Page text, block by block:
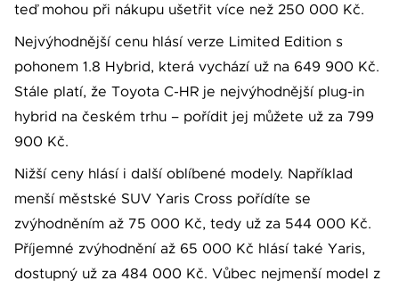
teď mohou při nákupu ušetřit více než 250 000 Kč.
Nejvýhodnější cenu hlásí verze Limited Edition s
pohonem 1.8 Hybrid, která vychází už na 649 900 Kč.
Stále platí, že Toyota C-HR je nejvýhodnější plug-in
hybrid na českém trhu – pořídit jej můžete už za 799
900 Kč.
Nižší ceny hlásí i další oblíbené modely. Například
menší městské SUV Yaris Cross pořídíte se
zvýhodněním až 75 000 Kč, tedy už za 544 000 Kč.
Příjemné zvýhodnění až 65 000 Kč hlásí také Yaris,
dostupný už za 484 000 Kč. Vůbec nejmenší model z